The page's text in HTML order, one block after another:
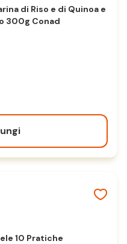
di Riso e di Quinoa e
300g Conad
10 Pratiche